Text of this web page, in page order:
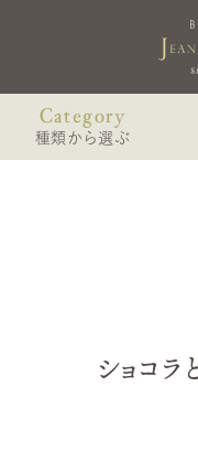
12個入 WDス
Category
種類から選ぶ
その他中身から個別に選
ショコ